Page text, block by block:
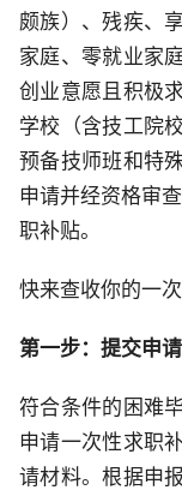
颇族）、残疾、
家庭、零就业家
创业意愿且积极
学校（含技工院
预备技师班和特
申请并经资格审
职补贴。
快来查收你的一
第一步：提交申请
符合条件的困难
申请一次性求职
请材料。根据申